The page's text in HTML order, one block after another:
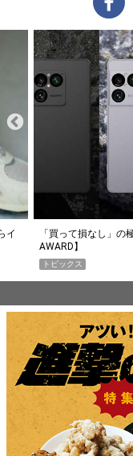
イ
「買って損なし」
AWARD】
トピックス